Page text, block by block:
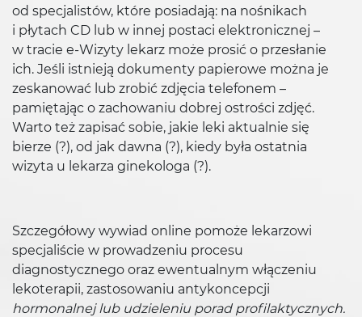
od specjalistów, które posiadają: na nośnikach
i płytach CD lub w innej postaci elektronicznej –
w tracie e-Wizyty lekarz może prosić o przesłanie
ich. Jeśli istnieją dokumenty papierowe można je
zeskanować lub zrobić zdjęcia telefonem –
pamiętając o zachowaniu dobrej ostrości zdjęć.
Warto też zapisać sobie, jakie leki aktualnie się
bierze (?), od jak dawna (?), kiedy była ostatnia
wizyta u lekarza ginekologa (?).
Szczegółowy wywiad online pomoże lekarzowi
specjaliście w prowadzeniu procesu
diagnostycznego oraz ewentualnym włączeniu
lekoterapii, zastosowaniu antykoncepcji
hormonalnej lub udzieleniu porad profilaktycznych.